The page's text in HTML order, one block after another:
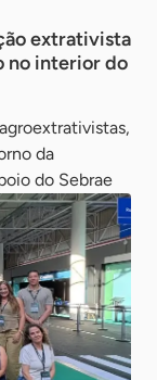
extrativista
no interior do
da
do Sebrae